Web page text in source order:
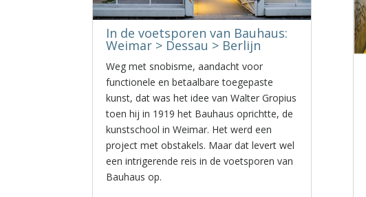
In de voetsporen van Bauhaus:
Weimar > Dessau > Berlijn
Weg met snobisme, aandacht voor
functionele en betaalbare toegepaste
kunst, dat was het idee van Walter Gropius
toen hij in 1919 het Bauhaus oprichtte, de
kunstschool in Weimar. Het werd een
project met obstakels. Maar dat levert wel
een intrigerende reis in de voetsporen van
Bauhaus op.